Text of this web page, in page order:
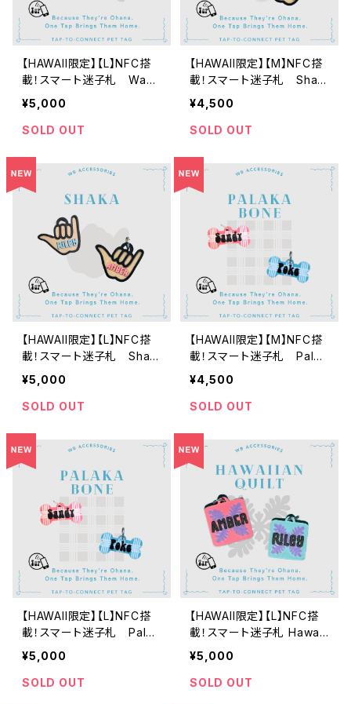
【HAWAII限定】【L】NFC搭
載！スマート迷子札 Wavy
Surfboard
¥5,000
SOLD OUT
【HAWAII限定】【M】NFC搭
載！スマート迷子札 Shak
a
¥4,500
SOLD OUT
【HAWAII限定】【L】NFC搭
載！スマート迷子札 Shak
a
¥5,000
SOLD OUT
【HAWAII限定】【M】NFC搭
載！スマート迷子札 Palak
a Bone
¥4,500
SOLD OUT
【HAWAII限定】【L】NFC搭
載！スマート迷子札 Palak
a Bone
¥5,000
SOLD OUT
【HAWAII限定】【L】NFC搭
載！スマート迷子札 Hawaii
an Quilt
¥5,000
SOLD OUT